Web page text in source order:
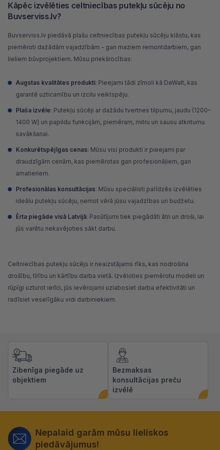
Kāpēc izvēlēties celtniecības putekļu sūcēju no
Buvserviss.lv?
Buvserviss.lv piedāvā plašu celtniecības putekļu sūcēju klāstu, kas
piemēroti dažādām vajadzībām - gan maziem remontdarbiem, gan
lieliem būvprojektiem. Mūsu priekšrocības:
Augstas kvalitātes produkti: Pieejami tādi zīmoli kā DeWalt, kas
garantē uzticamību un izcilu veiktspēju.
Plaša izvēle: Putekļu sūcēji ar dažādu tvertnes tilpumu, jaudu (1200–
1400 W) un papildu funkcijām, piemēram, mitru un sausu atkritumu
savākšanai.
Konkurētspējīgas cenas: Mūsu visi produkti ir pieejami par
draudzīgām cenām, kas piemērotas gan profesionāļiem, gan
amatieriem.
Profesionālas konsultācijas: Mūsu speciālisti palīdzēs izvēlēties
ideālu putekļu sūcēju, ņemot vērā jūsu vajadzības un budžetu.
Ērta piegāde visā Latvijā: Pasūtījumi tiek piegādāti ātri un droši, lai
jūs varētu nekavējoties sākt darbu.
Celtniecības putekļu sūcējs ir neaizstājams rīks, kas nodrošina
drošību, tīrību un kārtību darba vietā. Izvēloties piemērotu modeli un
rūpīgi uzturot ierīci, jūs ievērojami uzlabosiet darba efektivitāti un
radīsiet veselīgāku vidi darbiniekiem.
Zibenīga piegāde uz
objektiem
Bezmaksas
konsultācijas preču
izvēlē
Nepalaid garām mūsu lieliskos
piedāvājumus!